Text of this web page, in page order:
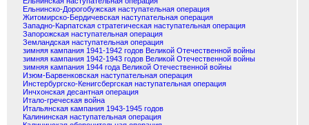
Ельнинско-Дорогобужская наступательная операция
Житомирско-Бердичевская наступательная операция
Западно-Карпатская стратегическая наступательная операция
Запорожская наступательная операция
Земландская наступательная операция
зимняя кампания 1941-1942 годов Великой Отечественной войны
зимняя кампания 1942-1943 годов Великой Отечественной войны
зимняя кампания 1944 года Великой Отечественной войны
Изюм-Барвенковская наступательная операция
Инстербургско-Кенигсбергская наступательная операция
Инчхонская десантная операция
Итало-греческая война
Итальянская кампания 1943-1945 годов
Калининская наступательная операция